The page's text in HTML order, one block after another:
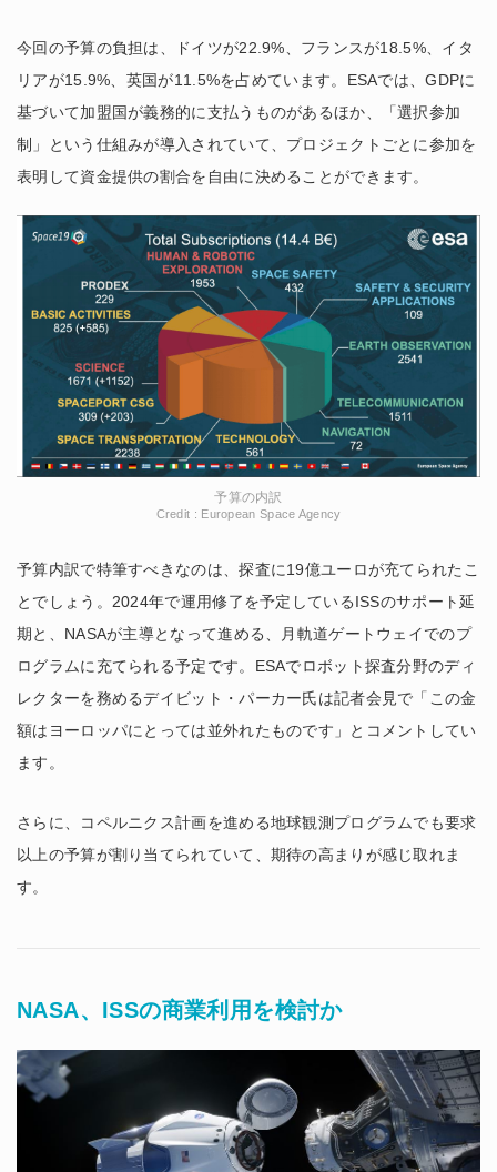
今回の予算の負担は、ドイツが22.9%、フランスが18.5%、イタ
リアが15.9%、英国が11.5%を占めています。ESAでは、GDPに
基づいて加盟国が義務的に支払うものがあるほか、「選択参加
制」という仕組みが導入されていて、プロジェクトごとに参加を
表明して資金提供の割合を自由に決めることができます。
予算の内訳
Credit : European Space Agency
予算内訳で特筆すべきなのは、探査に19億ユーロが充てられたこ
とでしょう。2024年で運用修了を予定しているISSのサポート延
期と、NASAが主導となって進める、月軌道ゲートウェイでのプ
ログラムに充てられる予定です。ESAでロボット探査分野のディ
レクターを務めるデイビット・パーカー氏は記者会見で「この金
額はヨーロッパにとっては並外れたものです」とコメントしてい
ます。
さらに、コペルニクス計画を進める地球観測プログラムでも要求
以上の予算が割り当てられていて、期待の高まりが感じ取れま
す。
NASA、ISSの商業利用を検討か